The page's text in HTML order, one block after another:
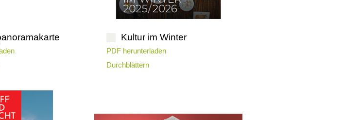
Kultur im Winter
PDF herunterladen
Durchblättern